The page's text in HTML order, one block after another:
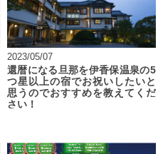
2023/05/07
還暦になる旦那を伊香保温泉の5
つ星以上の宿でお祝いしたいと
思うのでおすすめを教えてくだ
さい！